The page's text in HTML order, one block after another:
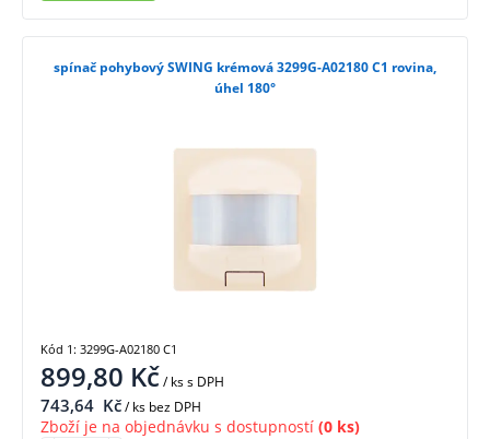
spínač pohybový SWING krémová 3299G-A02180 C1 rovina,
úhel 180°
899,80 Kč/ kss DPH
743,64 Kč/ ks bez DPH
Zboží je na objednávku s dostupností (0 ks)
Kód 1: 3299G-A02180 C1